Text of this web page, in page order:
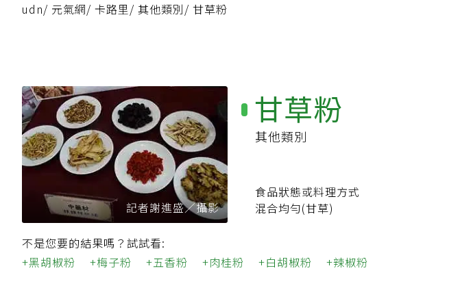
udn/ 元氣網/ 卡路里/ 其他類別/ 甘草粉
記者謝進盛／攝影
甘草粉
其他類別
食品狀態或料理方式
混合均勻(甘草)
不是您要的結果嗎？試試看:
黑胡椒粉
梅子粉 五香粉 肉桂粉 白胡椒粉 辣椒粉